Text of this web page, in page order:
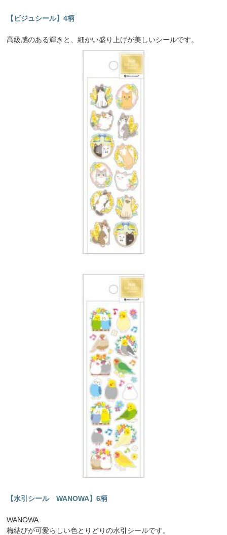
【ビジュシール】4柄
高級感のある輝きと、細かい盛り上げが美しいシールです。
【水引シール WANOWA】6柄
WANOWA
梅結びが可愛らしい色とりどりの水引シールです。